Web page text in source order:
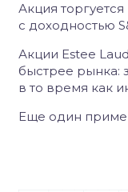
Акция
с доходностью
Акции Estee
быстрее рынка:
в то время как
Еще один